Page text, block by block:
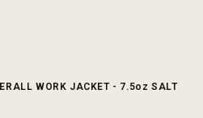
WORK JACKET - 7.5oz SALT